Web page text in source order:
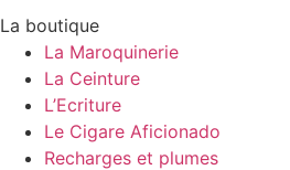
La boutique
La Maroquinerie
La Ceinture
L’Ecriture
Le Cigare Aficionado
Recharges et plumes